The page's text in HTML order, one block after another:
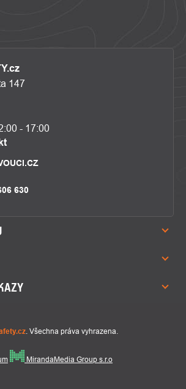
147
- 17:00
630
MirandaMedia Group s.r.o
. Všechna práva vyhrazena.